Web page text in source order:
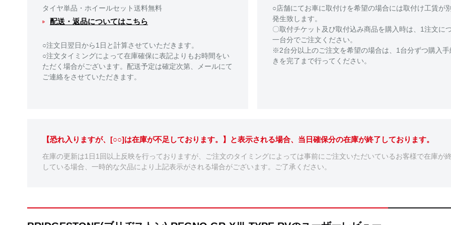
タイヤ単品・ホイールセット送料無料
配送・返品についてはこちら
○注文日翌日から1日と計算させていただきます。
○注文タイミングによって在庫確保に表記よりもお時間をい
ただく場合がございます。配送予定は確定次第、メールにて
ご連絡をさせていただきます。
○店舗にてお車に取付けを希望の場合には取付け工賃が
発生致します。
〇取付チケット及び取付込み商品を購入時は、1注文に
一台分でご注文ください。
※2台分以上のご注文を希望の場合は、1台分ずつ購入手
きを完了まで行ってください。
【恐れ入りますが、[○○]は在庫が不足しております。】と表示される場合、当日確保分の在庫が終了しております。
在庫の更新は1日1回以上反映を行っておりますが、ご注文のタイミングによっては事前にご注文いただいているお客様で在庫が
している場合、一時的な欠品により上記表示がされる場合がございます。ご了承ください。